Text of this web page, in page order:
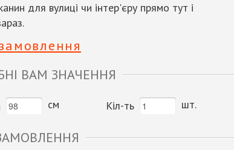
для вулиці чи інтер'єру прямо тут і
ВАМ ЗНАЧЕННЯ
см Кіл-ть шт.